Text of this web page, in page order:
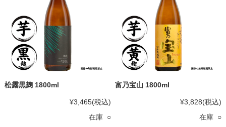
松露黒麹 1800ml
¥3,465(税込)
在庫 ○
富乃宝山 1800ml
¥3,828(税込)
在庫 ○